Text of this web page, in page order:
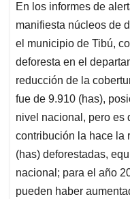
En los informes de
manifiesta núcleos de
el municipio de Tibú,
deforesta en el
reducción de la
fue de 9.910 (has),
nivel nacional, pero es
contribución la hace la
(has) deforestadas,
nacional; para el año
pueden haber